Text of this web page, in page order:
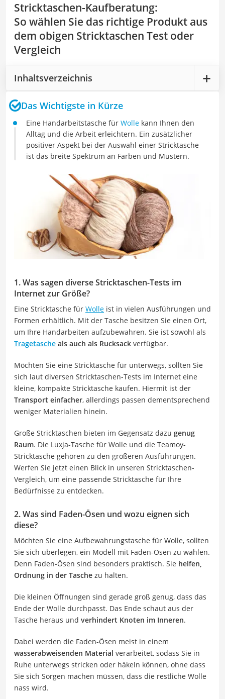
Stricktaschen-Kaufberatung:
So wählen Sie das richtige Produkt aus
dem obigen Stricktaschen Test oder
Vergleich
Inhaltsverzeichnis
Das Wichtigste in Kürze
Eine Handarbeitstasche für Wolle kann Ihnen den
Alltag und die Arbeit erleichtern. Ein zusätzlicher
positiver Aspekt bei der Auswahl einer Stricktasche
ist das breite Spektrum an Farben und Mustern.
1. Was sagen diverse Stricktaschen-Tests im
Internet zur Größe?
Eine Stricktasche für Wolle ist in vielen Ausführungen und
Formen erhältlich. Mit der Tasche besitzen Sie einen Ort,
um Ihre Handarbeiten aufzubewahren. Sie ist sowohl als
Tragetasche als auch als Rucksack verfügbar.
Möchten Sie eine Stricktasche für unterwegs, sollten Sie
sich laut diversen Stricktaschen-Tests im Internet eine
kleine, kompakte Stricktasche kaufen. Hiermit ist der
Transport einfacher, allerdings passen dementsprechend
weniger Materialien hinein.
Große Stricktaschen bieten im Gegensatz dazu genug
Raum. Die Luxja-Tasche für Wolle und die Teamoy-
Stricktasche gehören zu den größeren Ausführungen.
Werfen Sie jetzt einen Blick in unseren Stricktaschen-
Vergleich, um eine passende Stricktasche für Ihre
Bedürfnisse zu entdecken.
2. Was sind Faden-Ösen und wozu eignen sich
diese?
Möchten Sie eine Aufbewahrungstasche für Wolle, sollten
Sie sich überlegen, ein Modell mit Faden-Ösen zu wählen.
Denn Faden-Ösen sind besonders praktisch. Sie helfen,
Ordnung in der Tasche zu halten.
Die kleinen Öffnungen sind gerade groß genug, dass das
Ende der Wolle durchpasst. Das Ende schaut aus der
Tasche heraus und verhindert Knoten im Inneren.
Dabei werden die Faden-Ösen meist in einem
wasserabweisenden Material verarbeitet, sodass Sie in
Ruhe unterwegs stricken oder häkeln können, ohne dass
Sie sich Sorgen machen müssen, dass die restliche Wolle
nass wird.